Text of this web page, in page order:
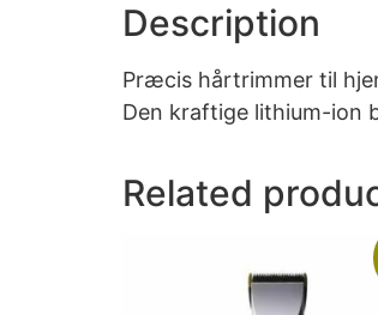
Description
Præcis hårtrimmer til
Den kraftige lithium-ion
Related